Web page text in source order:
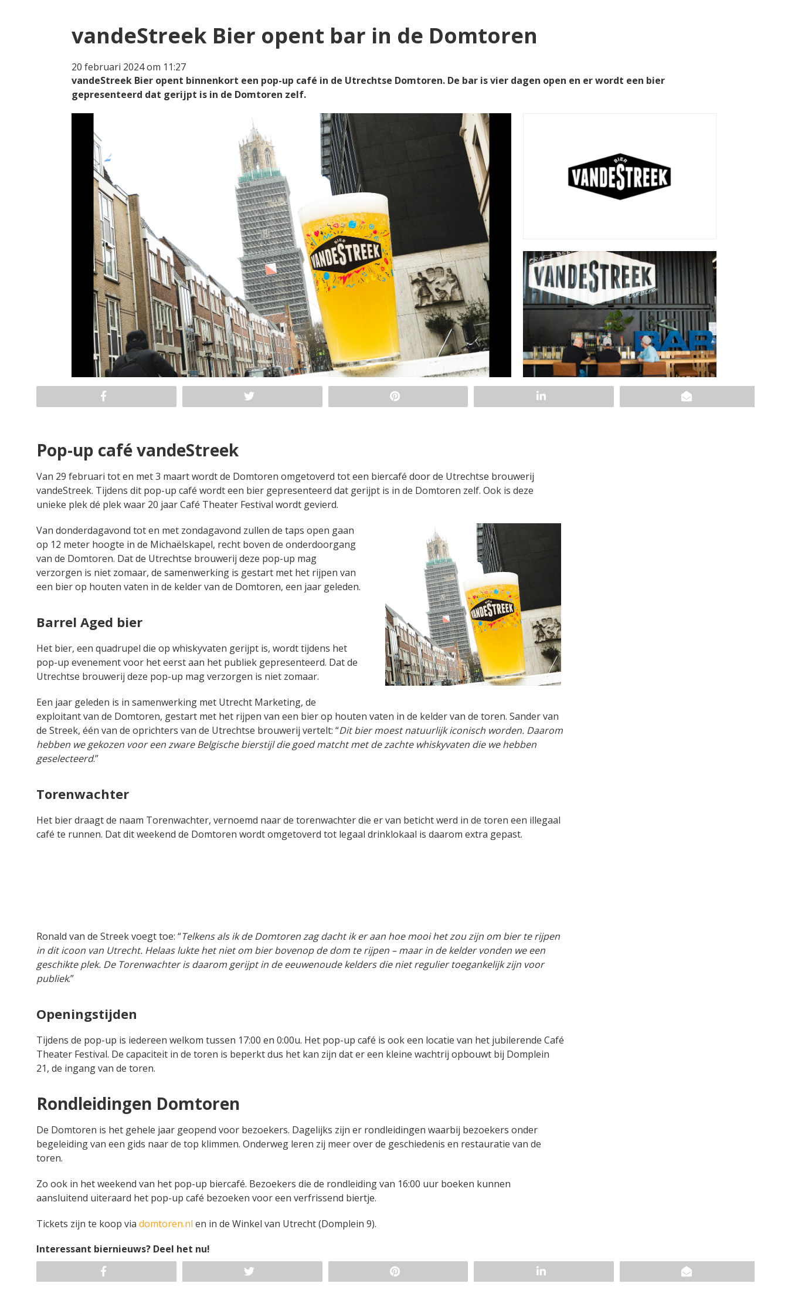
vandeStreek Bier opent bar in de Domtoren
20 februari 2024 om 11:27
vandeStreek Bier opent binnenkort een pop-up café in de Utrechtse Domtoren. De bar is vier dagen open en er wordt een bier
gepresenteerd dat gerijpt is in de Domtoren zelf.
Pop-up café vandeStreek
Van 29 februari tot en met 3 maart wordt de Domtoren omgetoverd tot een biercafé door de Utrechtse brouwerij
vandeStreek. Tijdens dit pop-up café wordt een bier gepresenteerd dat gerijpt is in de Domtoren zelf. Ook is deze
unieke plek dé plek waar 20 jaar Café Theater Festival wordt gevierd.
Van donderdagavond tot en met zondagavond zullen de taps open gaan
op 12 meter hoogte in de Michaëlskapel, recht boven de onderdoorgang
van de Domtoren. Dat de Utrechtse brouwerij deze pop-up mag
verzorgen is niet zomaar, de samenwerking is gestart met het rijpen van
een bier op houten vaten in de kelder van de Domtoren, een jaar geleden.
Barrel Aged bier
Het bier, een quadrupel die op whiskyvaten gerijpt is, wordt tijdens het
pop-up evenement voor het eerst aan het publiek gepresenteerd. Dat de
Utrechtse brouwerij deze pop-up mag verzorgen is niet zomaar.
Een jaar geleden is in samenwerking met Utrecht Marketing, de
exploitant van de Domtoren, gestart met het rijpen van een bier op houten vaten in de kelder van de toren. Sander van
de Streek, één van de oprichters van de Utrechtse brouwerij vertelt: “Dit bier moest natuurlijk iconisch worden. Daarom
hebben we gekozen voor een zware Belgische bierstijl die goed matcht met de zachte whiskyvaten die we hebben
geselecteerd.”
Torenwachter
Het bier draagt de naam Torenwachter, vernoemd naar de torenwachter die er van beticht werd in de toren een illegaal
café te runnen. Dat dit weekend de Domtoren wordt omgetoverd tot legaal drinklokaal is daarom extra gepast.
Ronald van de Streek voegt toe: “Telkens als ik de Domtoren zag dacht ik er aan hoe mooi het zou zijn om bier te rijpen
in dit icoon van Utrecht. Helaas lukte het niet om bier bovenop de dom te rijpen – maar in de kelder vonden we een
geschikte plek. De Torenwachter is daarom gerijpt in de eeuwenoude kelders die niet regulier toegankelijk zijn voor
publiek.”
Openingstijden
Tijdens de pop-up is iedereen welkom tussen 17:00 en 0:00u. Het pop-up café is ook een locatie van het jubilerende Café
Theater Festival. De capaciteit in de toren is beperkt dus het kan zijn dat er een kleine wachtrij opbouwt bij Domplein
21, de ingang van de toren.
Rondleidingen Domtoren
De Domtoren is het gehele jaar geopend voor bezoekers. Dagelijks zijn er rondleidingen waarbij bezoekers onder
begeleiding van een gids naar de top klimmen. Onderweg leren zij meer over de geschiedenis en restauratie van de
toren.
Zo ook in het weekend van het pop-up biercafé. Bezoekers die de rondleiding van 16:00 uur boeken kunnen
aansluitend uiteraard het pop-up café bezoeken voor een verfrissend biertje.
Tickets zijn te koop via domtoren.nl en in de Winkel van Utrecht (Domplein 9).
Interessant biernieuws? Deel het nu!